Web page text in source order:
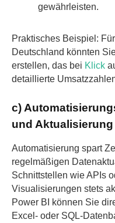
gewährleisten.
Praktisches Beispiel:
Deutschland könnten
erstellen, das bei Klick
detaillierte
c)
und
Automatisierung spart
regelmäßigen
Schnittstellen wie APIs
Visualisierungen stets
Power BI können Sie
Excel- oder SQL-